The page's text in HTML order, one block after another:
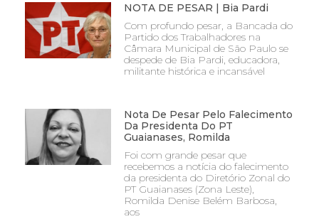
NOTA DE PESAR | Bia Pardi
Com profundo pesar, a Bancada do
Partido dos Trabalhadores na
Câmara Municipal de São Paulo se
despede de Bia Pardi, educadora,
militante histórica e incansável
Nota De Pesar Pelo Falecimento
Da Presidenta Do PT
Guaianases, Romilda
Foi com grande pesar que
recebemos a notícia do falecimento
da presidenta do Diretório Zonal do
PT Guaianases (Zona Leste),
Romilda Denise Belém Barbosa,
aos